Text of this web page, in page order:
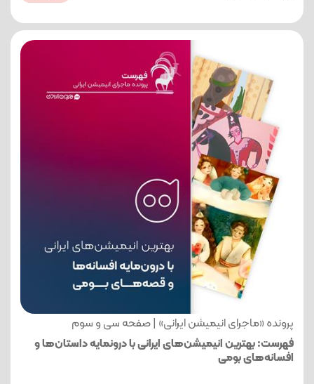
پرونده «ماجرای انیمیشن ایرانی» | صفحه سی و سوم
فهرست: بهترین انیمیشن‌های ایرانی با درونمایه داستان‌ها و
افسانه‌های بومی